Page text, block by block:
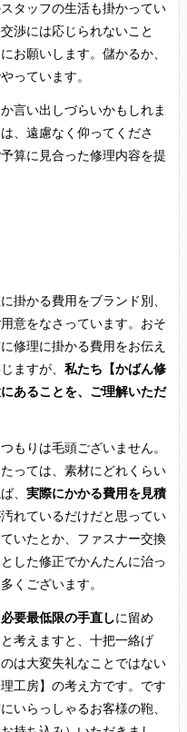
タッフの生活も掛かってい
渉には応じられないこと
お願いします。儲かるか、
っています。
言い出しづらいかもしれま
、遠慮なく仰ってくださ
算に見合った修理内容を提
掛かる費用をブランド別、
意をなさっています。おそ
修理に掛かる費用をお伝え
ますが、 私たち【かばん修
あることを、ご理解いただ
もりは毛頭ございません。
っては、素材にどれくらい
、 実際にかかる費用を見積
れているだけだと思ってい
いたとか、ファスナー交換
した修正でかんたんに治っ
くございます。
必要最低限の手直しに留め
考えますと、十把一絡げ
は大変失礼なことではない
工房】の考え方です。です
いらっしゃるお客様の鞄、